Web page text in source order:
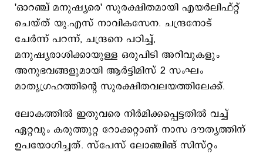
'ഓറഞ്ച് മനുഷ്യരെ' സുരക്ഷിതമായി എയര്‍ലിഫ്റ്റ്
ചെയ്ത് യു.എസ് നാവികസേന. ചന്ദ്രനോട്
ചേര്‍ന്ന് പറന്ന്, ചന്ദ്രനെ പഠിച്ച്,
മനുഷ്യരാശിക്കായുള്ള ഒരുപിടി അറിവുകളും
അനുഭവങ്ങളുമായി ആര്‍ട്ടിമിസ് 2 സംഘം
മാതൃഗ്രഹത്തിന്റെ സുരക്ഷിതവലയത്തിലേക്ക്.
ലോകത്തില്‍ ഇതുവരെ നിര്‍മിക്കപ്പെട്ടതില്‍ വച്ച്
ഏറ്റവും കരുത്തുറ്റ റോക്കറ്റാണ് നാസ ദൗത്യത്തിന്
ഉപയോഗിച്ചത്. സ്പേസ് ലോഞ്ചിങ് സിസ്റ്റം